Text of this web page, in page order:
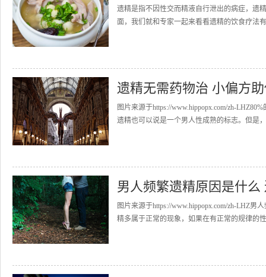
遗精是指不因性交而精液自行泄出的病症，遗
面，我们就和专家一起来看看遗精的饮食疗法
遗精无需药物治 小偏方
图片来源于https://www.hippopx.com/zh-
遗精也可以说是一个男人性成熟的标志。但是
男人频繁遗精原因是什
图片来源于https://www.hippopx.com/zh-LHZ
精多属于正常的现象，如果在有正常的规律的